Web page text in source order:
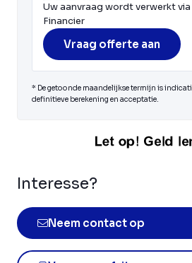
Uw aanvraag wordt verwerkt
Financier
Vraag offerte aan
* De getoonde maandelijkse termijn is
definitieve berekening en acceptatie.
Interesse?
Neem contact op